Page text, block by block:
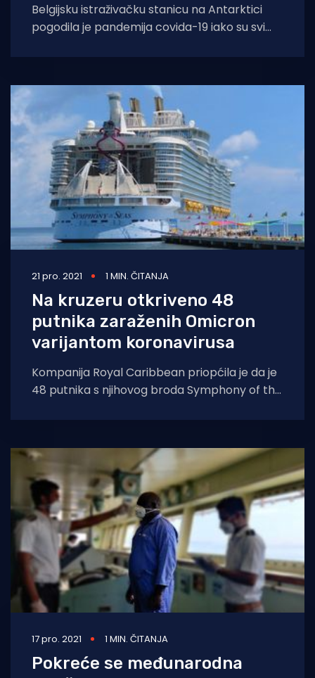
Belgijsku istraživačku stanicu na Antarktici
pogodila je pandemija covida-19 iako su svi
21 pro. 2021 1 MIN. ČITANJA
Na kruzeru otkriveno 48
putnika zaraženih Omicron
varijantom koronavirusa
Kompanija Royal Caribbean priopćila je da je
48 putnika s njihovog broda Symphony of the
17 pro. 2021 1 MIN. ČITANJA
Pokreće se međunarodna